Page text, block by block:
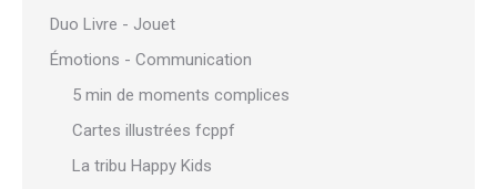
Duo Livre - Jouet
Émotions - Communication
5 min de moments complices
Cartes illustrées fcppf
La tribu Happy Kids